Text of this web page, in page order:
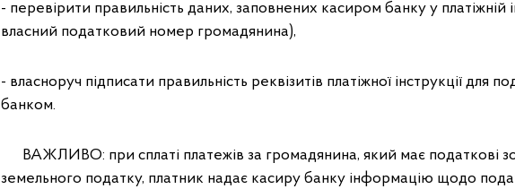
- перевірити правильність даних, заповнених касиром банку у платіжній
власний податковий номер громадянина),
- власноруч підписати правильність реквізитів платіжної інструкції для
банком.
ВАЖЛИВО: при сплаті платежів за громадянина, який має податкові
земельного податку, платник надає касиру банку інформацію щодо